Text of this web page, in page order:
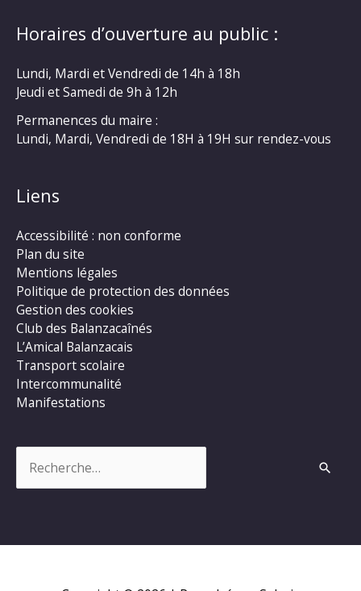
Horaires d’ouverture au public :
Lundi, Mardi et Vendredi de 14h à 18h
Jeudi et Samedi de 9h à 12h
Permanences du maire :
Lundi, Mardi, Vendredi de 18H à 19H sur rendez-vous
Liens
Accessibilité : non conforme
Plan du site
Mentions légales
Politique de protection des données
Gestion des cookies
Club des Balanzacaînés
L’Amical Balanzacais
Transport scolaire
Intercommunalité
Manifestations